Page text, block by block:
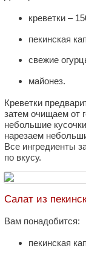
креветки –
пекинская
свежие
майонез.
Креветки
затем очищаем от
небольшие
нарезаем
Все ингредиенты
по вкусу.
Салат из
Вам понадобится:
пекинская